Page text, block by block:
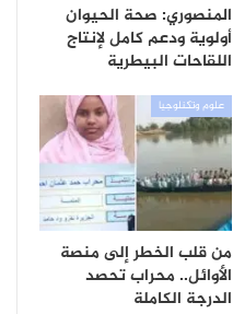
المنصوري: صحة الحيوان
أولوية ودعم كامل لإنتاج
اللقاحات البيطرية
علوم وتكنلوجيا
من قلب الخطر إلى منصة
الأوائل.. محراب تحصد
الدرجة الكاملة